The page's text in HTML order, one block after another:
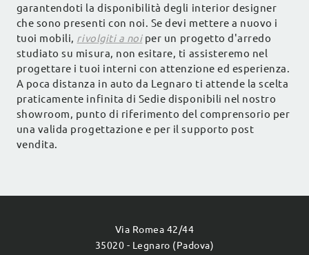
garantendoti la disponibilità degli interior designer
che sono presenti con noi. Se devi mettere a nuovo i
tuoi mobili, rivolgiti a noiper un progetto d'arredo
studiato su misura, non esitare, ti assisteremo nel
progettare i tuoi interni con attenzione ed esperienza.
A poca distanza in auto da Legnaro ti attende la scelta
praticamente infinita di Sedie disponibili nel nostro
showroom, punto di riferimento del comprensorio per
una valida progettazione e per il supporto post
vendita.
Via Romea 42/44
35020 - Legnaro (Padova)